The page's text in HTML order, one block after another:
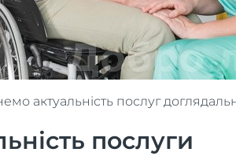
актуальність послуг
послуги